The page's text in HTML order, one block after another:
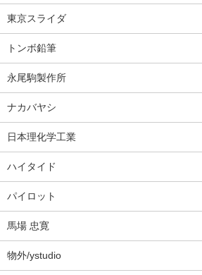
東京スライダ
トンボ鉛筆
永尾駒製作所
ナカバヤシ
日本理化学工業
ハイタイド
パイロット
馬場 忠寛
物外/ystudio